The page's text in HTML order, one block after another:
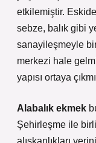
etkilemiştir.
sebze, balık gibi
sanayileşmeyle
merkezi hale
yapısı ortaya
Alabalık ekmek
Şehirleşme ile
alışkanlıkları